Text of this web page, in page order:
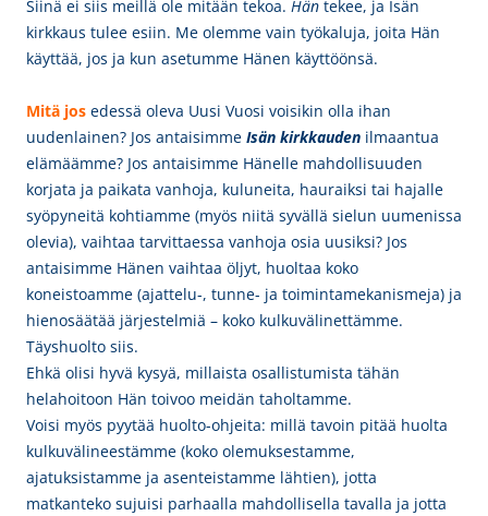
Siinä ei siis meillä ole mitään tekoa. Hän tekee, ja Isän
kirkkaus tulee esiin. Me olemme vain työkaluja, joita Hän
käyttää, jos ja kun asetumme Hänen käyttöönsä.
Mitä jos edessä oleva Uusi Vuosi voisikin olla ihan
uudenlainen? Jos antaisimme Isän kirkkauden ilmaantua
elämäämme? Jos antaisimme Hänelle mahdollisuuden
korjata ja paikata vanhoja, kuluneita, hauraiksi tai hajalle
syöpyneitä kohtiamme (myös niitä syvällä sielun uumenissa
olevia), vaihtaa tarvittaessa vanhoja osia uusiksi? Jos
antaisimme Hänen vaihtaa öljyt, huoltaa koko
koneistoamme (ajattelu-, tunne- ja toimintamekanismeja) ja
hienosäätää järjestelmiä – koko kulkuvälinettämme.
Täyshuolto siis.
Ehkä olisi hyvä kysyä, millaista osallistumista tähän
helahoitoon Hän toivoo meidän taholtamme.
Voisi myös pyytää huolto-ohjeita: millä tavoin pitää huolta
kulkuvälineestämme (koko olemuksestamme,
ajatuksistamme ja asenteistamme lähtien), jotta
matkanteko sujuisi parhaalla mahdollisella tavalla ja jotta